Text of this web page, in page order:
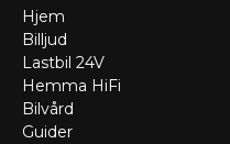
Hjem
Billjud
Lastbil 24V
Hemma HiFi
Bilvård
Guider